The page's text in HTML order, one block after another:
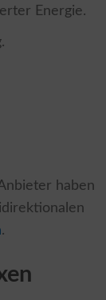
Energie.
haben
.